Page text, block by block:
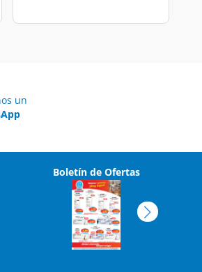
un
Boletín de Ofertas